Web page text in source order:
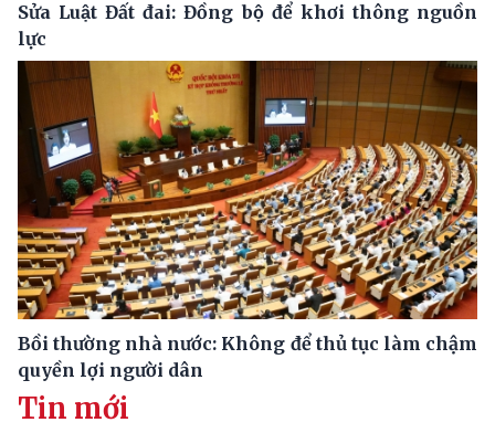
Sửa Luật Đất đai: Đồng bộ để khơi thông nguồn
lực
Bồi thường nhà nước: Không để thủ tục làm chậm
quyền lợi người dân
Tin mới